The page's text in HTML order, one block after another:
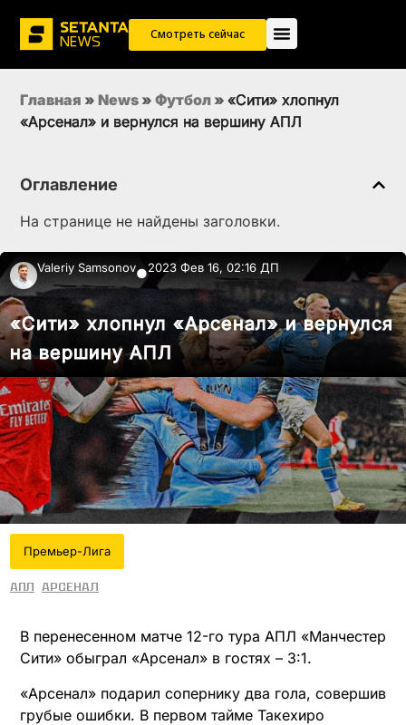
Смотреть сейчас
Главная » News » Футбол » «Сити» хлопнул
«Арсенал» и вернулся на вершину АПЛ
Оглавление
На странице не найдены заголовки.
Valeriy Samsonov●2023 Фев 16, 02:16 ДП
«Сити» хлопнул «Арсенал» и вернулся
на вершину АПЛ
Премьер-Лига
АПЛ Арсенал
В перенесенном матче 12-го тура АПЛ «Манчестер
Сити» обыграл «Арсенал» в гостях – 3:1.
«Арсенал» подарил сопернику два гола, совершив
грубые ошибки. В первом тайме Такехиро